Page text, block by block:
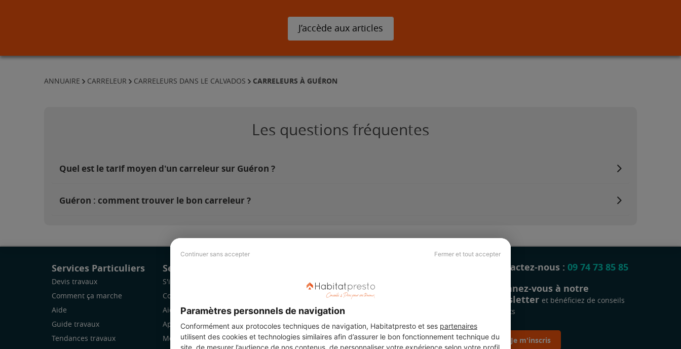
Continuer sans accepter Fermer et tout accepter
Paramètres personnels de navigation
Conformément aux protocoles techniques de navigation, Habitatpresto et ses partenaires
utilisent des cookies et technologies similaires afin d’assurer le bon fonctionnement technique du
site, de mesurer l’audience de nos contenus, de personnaliser votre expérience selon votre profil
J’accède aux articles
ANNUAIRE CARRELEUR CARRELEURS DANS LE CALVADOS CARRELEURS À GUÉRON
Les questions fréquentes
Quel est le tarif moyen d'un carreleur sur Guéron ?
Guéron : comment trouver le bon carreleur ?
Services Particuliers
Devis travaux
Comment ça marche
Aide
Guide travaux
Tendances travaux
Services Pro
S'inscrire
Comment ça marche
Aide
Application Mobile
Mon espace
Revue de presse
Légal
Charte cookies
Contactez-nous : 09 74 73 85 85
Abonnez-vous à notre
newsletter et bénéficiez de conseils
gratuits
Je m'inscris